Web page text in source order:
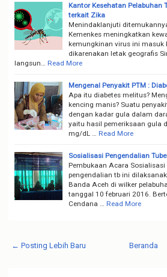
Kantor Kesehatan Pelabuhan
terkait Zika
Menindaklanjuti
Kemenkes meningkatkan
kemungkinan virus ini masuk
dikarenakan letak geografis
langsun…
Read More
Mengenal Penyakit PTM :
Apa itu diabetes melitus?
kencing manis? Suatu
dengan kadar gula dalam
yaitu hasil pemeriksaan gula
mg/dL …
Read More
Sosialisasi Pengendalian
Pembukaan Acara
pengendalian tb ini
Banda Aceh di wilker
tanggal 10 februari 2016.
Cendana …
Read More
← Posting Lebih Baru Beranda